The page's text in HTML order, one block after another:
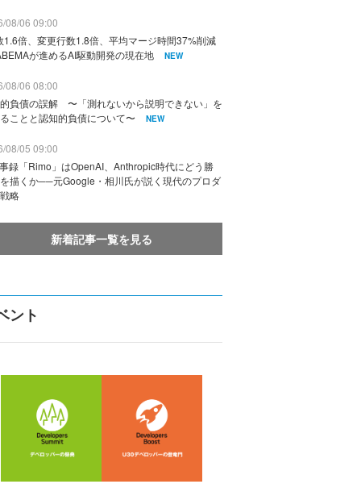
08/06 09:00
1.6倍、変更行数1.8倍、平均マージ時間37%削減
が進めるAI駆動開発の現在地
NEW
08/06 08:00
負債の誤解 〜「測れないから説明できない」を
ことと認知的負債について〜
NEW
08/05 09:00
録「Rimo」はOpenAI、Anthropic時代にどう勝
描くか──元Google・相川氏が説く現代のプロダ
略
新着記事一覧を見る
ント